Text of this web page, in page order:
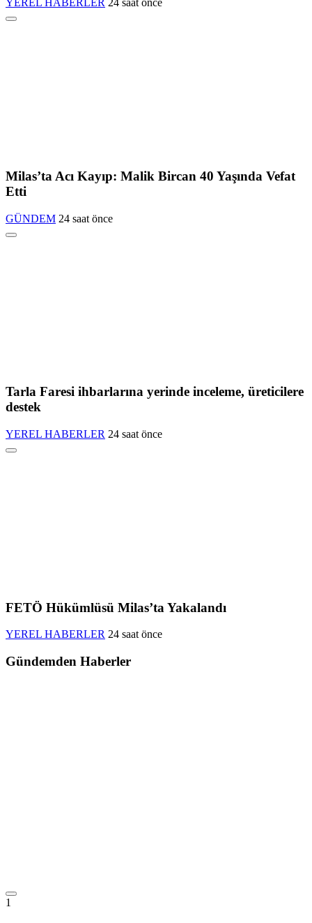
YEREL HABERLER 24 saat önce
Milas’ta Acı Kayıp: Malik Bircan 40 Yaşında Vefat
Etti
GÜNDEM 24 saat önce
Tarla Faresi ihbarlarına yerinde inceleme, üreticilere
destek
YEREL HABERLER 24 saat önce
FETÖ Hükümlüsü Milas’ta Yakalandı
YEREL HABERLER 24 saat önce
Gündemden Haberler
1